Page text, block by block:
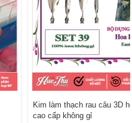
Kim làm thạch rau câu 3D
cao cấp không gỉ